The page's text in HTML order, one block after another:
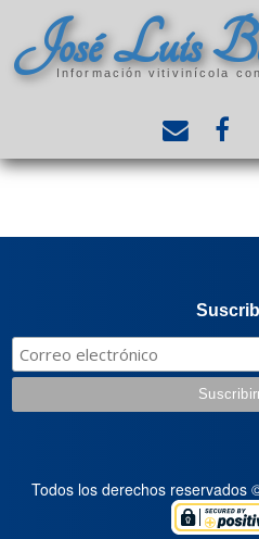
José Luis
Información vitivinícola
Todos los derechos reservados